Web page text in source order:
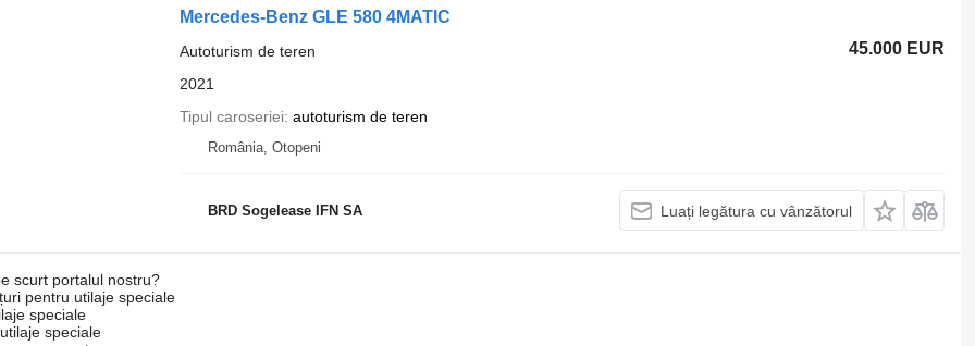
Mercedes-Benz GLE 580 4MATIC
45.000 EUR
Autoturism de teren
2021
Tipul caroseriei autoturism de teren
România, Otopeni
BRD Sogelease IFN SA Luați legătura cu vânzătorul
scurt portalul nostru?
pentru utilaje speciale
speciale
speciale